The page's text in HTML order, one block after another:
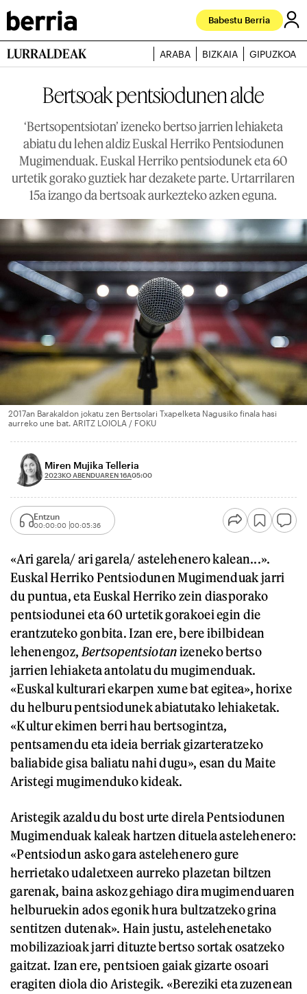
Babestu Berria
LURRALDEAK ARABA BIZKAIA GIPUZKOA
Bertsoak pentsiodunen alde
‘Bertsopentsiotan’ izeneko bertso jarrien lehiaketa
abiatu du lehen aldiz Euskal Herriko Pentsiodunen
Mugimenduak. Euskal Herriko pentsiodunek eta 60
urtetik gorako guztiek har dezakete parte. Urtarrilaren
15a izango da bertsoak aurkezteko azken eguna.
2017an Barakaldon jokatu zen Bertsolari Txapelketa Nagusiko finala hasi
aurreko une bat. ARITZ LOIOLA / FOKU
Miren Mujika Telleria
2023KO ABENDUAREN 16A05:00
Entzun
00:00:00 00:05:36
«Ari garela/ ari garela/ astelehenero kalean...».
Euskal Herriko Pentsiodunen Mugimenduak jarri
du puntua, eta Euskal Herriko zein diasporako
pentsiodunei eta 60 urtetik gorakoei egin die
erantzuteko gonbita. Izan ere, bere ibilbidean
lehenengoz, Bertsopentsiotanizeneko bertso
jarrien lehiaketa antolatu du mugimenduak.
«Euskal kulturari ekarpen xume bat egitea», horixe
du helburu pentsiodunek abiatutako lehiaketak.
«Kultur ekimen berri hau bertsogintza,
pentsamendu eta ideia berriak gizarteratzeko
baliabide gisa baliatu nahi dugu», esan du Maite
Aristegi mugimenduko kideak.
Aristegik azaldu du bost urte direla Pentsiodunen
Mugimenduak kaleak hartzen dituela astelehenero:
«Pentsiodun asko gara astelehenero gure
herrietako udaletxeen aurreko plazetan biltzen
garenak, baina askoz gehiago dira mugimenduaren
helburuekin ados egonik hura bultzatzeko grina
sentitzen dutenak». Hain justu, astelehenetako
mobilizazioak jarri dituzte bertso sortak osatzeko
gaitzat. Izan ere, pentsioen gaiak gizarte osoari
eragiten diola dio Aristegik. «Bereziki eta zuzenean